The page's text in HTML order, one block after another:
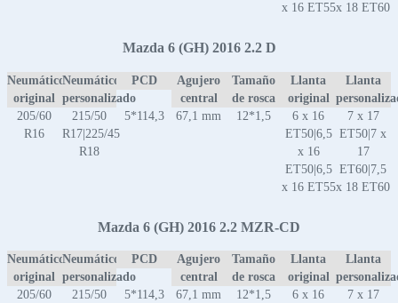
x 16 ET55x 18 ET60
Mazda 6 (GH) 2016 2.2 D
Neumático
original
Neumático
personalizado
PCD
Agujero
central
Tamaño
de rosca
Llanta
original
Llanta
205/60
R16
215/50
R17|225/45
R18
5*114,3 67,1 mm 12*1,5
6 x 16
ET50|6,5
x 16
ET50|6,5
x 16 ET55
7 x 17
ET50|7 x
17
ET60|7,5
x 18 ET60
Mazda 6 (GH) 2016 2.2 MZR-CD
Neumático
original
Neumático
personalizado
PCD
Agujero
central
Tamaño
de rosca
Llanta
original
Llanta
205/60
215/50
5*114,3 67,1 mm 12*1,5
6 x 16
7 x 17